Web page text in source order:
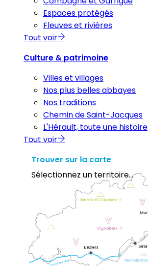
Espaces protégés
Fleuves et rivières
Tout voir
Culture & patrimoine
Villes et villages
Nos plus belles abbayes
Nos traditions
Chemin de Saint-Jacques
L'Hérault, toute une histoire
Tout voir
Trouver sur la carte
Sélectionnez un territoire...